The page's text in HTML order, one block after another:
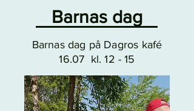
Barnas dag
Barnas dag på Dagros kafé
16.07 kl. 12 - 15